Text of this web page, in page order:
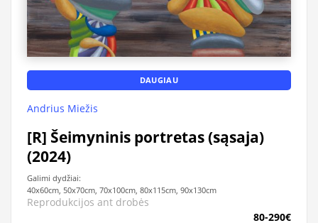
DAUGIAU
Andrius Miežis
[R] Šeimyninis portretas (sąsaja)
(2024)
Galimi dydžiai:
40x60cm, 50x70cm, 70x100cm, 80x115cm, 90x130cm
Reprodukcijos ant drobės
80-290€